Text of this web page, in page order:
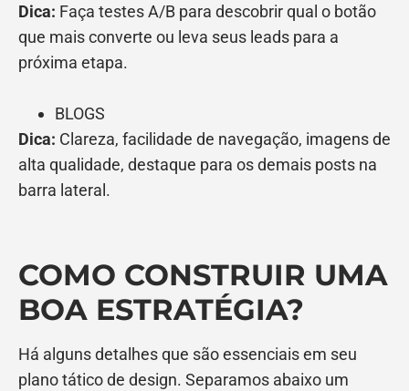
Dica: Faça testes A/B para descobrir qual o botão
que mais converte ou leva seus leads para a
próxima etapa.
BLOGS
Dica: Clareza, facilidade de navegação, imagens de
alta qualidade, destaque para os demais posts na
barra lateral.
COMO CONSTRUIR UMA
BOA ESTRATÉGIA?
Há alguns detalhes que são essenciais em seu
plano tático de design. Separamos abaixo um